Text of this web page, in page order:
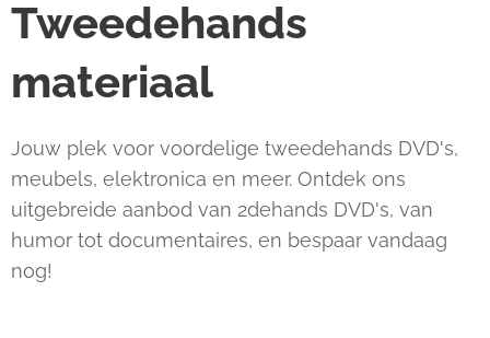
Tweedehands
materiaal
Jouw plek voor voordelige tweedehands DVD's,
meubels, elektronica en meer. Ontdek ons
uitgebreide aanbod van 2dehands DVD's, van
humor tot documentaires, en bespaar vandaag
nog!